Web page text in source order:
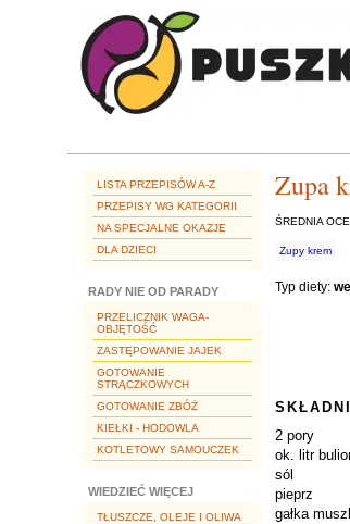
LISTA PRZEPISÓW A-Z
PRZEPISY WG KATEGORII
NA SPECJALNE OKAZJE
DLA DZIECI
RADY NIE OD PARADY
PRZELICZNIK WAGA-
OBJĘTOŚĆ
ZASTĘPOWANIE JAJEK
GOTOWANIE
STRĄCZKOWYCH
GOTOWANIE ZBÓŻ
KIEŁKI - HODOWLA
KOTLETOWY SAMOUCZEK
WIEDZIEĆ WIĘCEJ
TŁUSZCZE, OLEJE I OLIWA
Zupa
ŚREDNIA
Zupy krem
Typ diety:
2 pory
ok. litr
sól
pieprz
gałka